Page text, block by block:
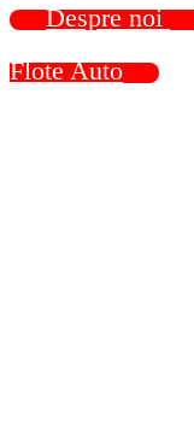
Despre noi
Flote Auto